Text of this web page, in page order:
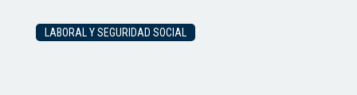
LABORAL Y SEGURIDAD SOCIAL